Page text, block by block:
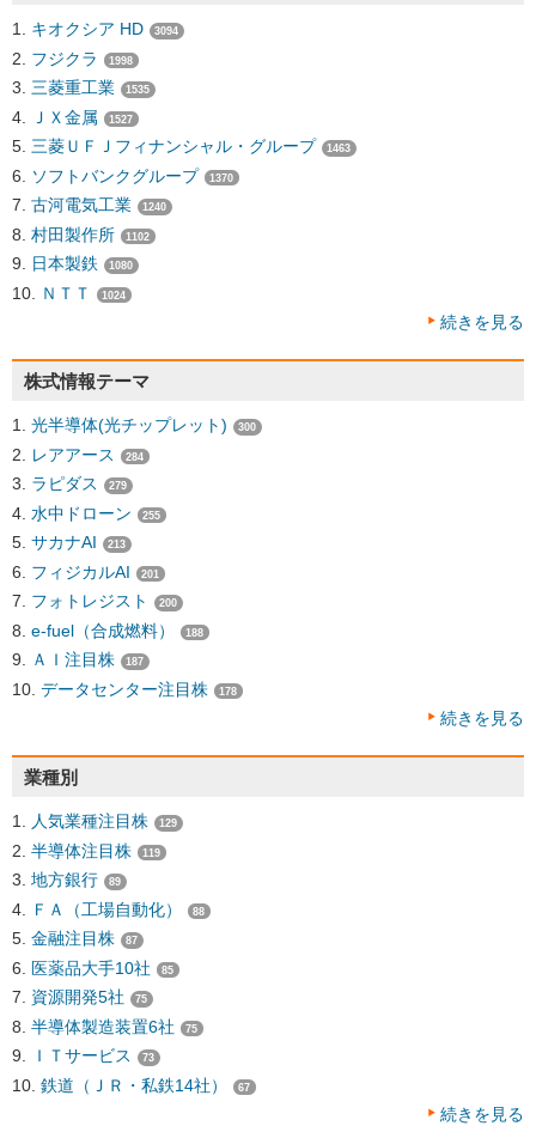
キオクシア HD 3094
フジクラ 1998
三菱重工業 1535
ＪＸ金属 1527
三菱ＵＦＪフィナンシャル・グループ 1463
ソフトバンクグループ 1370
古河電気工業 1240
村田製作所 1102
日本製鉄 1080
ＮＴＴ 1024
続きを見る
株式情報テーマ
光半導体(光チップレット) 300
レアアース 284
ラピダス 279
水中ドローン 255
サカナAI 213
フィジカルAI 201
フォトレジスト 200
e-fuel（合成燃料） 188
ＡＩ注目株 187
データセンター注目株 178
続きを見る
業種別
人気業種注目株 129
半導体注目株 119
地方銀行 89
ＦＡ（工場自動化） 88
金融注目株 87
医薬品大手10社 85
資源開発5社 75
半導体製造装置6社 75
ＩＴサービス 73
鉄道（ＪＲ・私鉄14社） 67
続きを見る